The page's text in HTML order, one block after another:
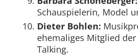
Schauspielerin, Model
Dieter Bohlen:
ehemaliges Mitglied
Talking.